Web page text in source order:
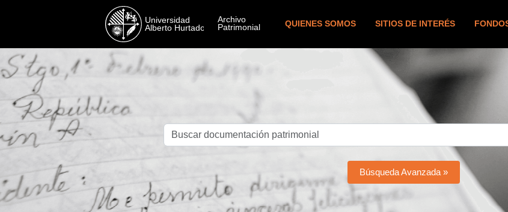
QUIENES SOMOS SITIOS DE INTERÉS
Búsqueda Avanzada »